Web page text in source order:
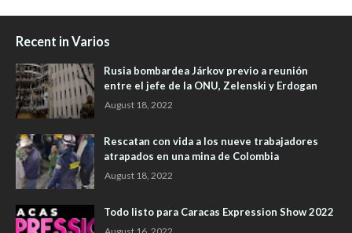
Recent in Varios
Rusia bombardea Járkov previo a reunión
entre el jefe de la ONU, Zelenski y Erdogan
August 18, 2022
Rescatan con vida a los nueve trabajadores
atrapados en una mina de Colombia
August 18, 2022
Todo listo para Caracas Expression Show 2022